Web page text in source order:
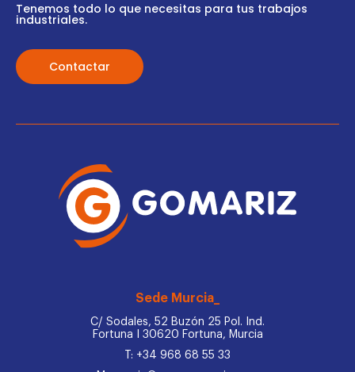
Tenemos todo lo que necesitas para tus trabajos
industriales.
Contactar
Sede Murcia_
C/ Sodales, 52 Buzón 25 Pol. Ind.
Fortuna I 30620 Fortuna, Murcia
T: +34 968 68 55 33